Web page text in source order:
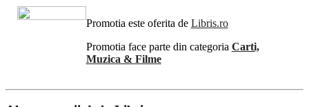
Promotia este oferita de Libris.ro
Promotia face parte din categoria Carti,
Muzica & Filme